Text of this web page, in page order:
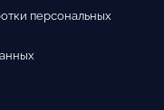
персональных